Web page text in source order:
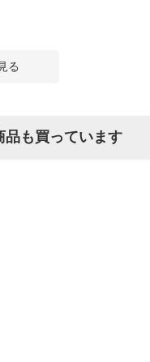
る
品も買っています